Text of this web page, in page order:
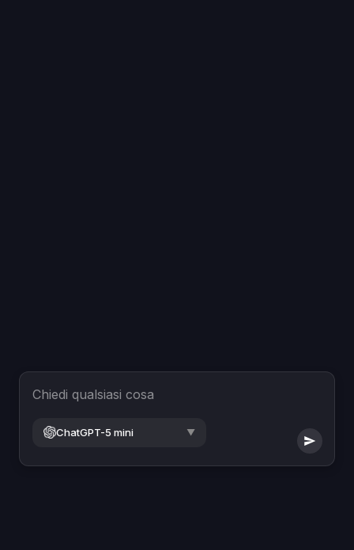
Chiedi qualsiasi cosa
ChatGPT-5 mini ▼